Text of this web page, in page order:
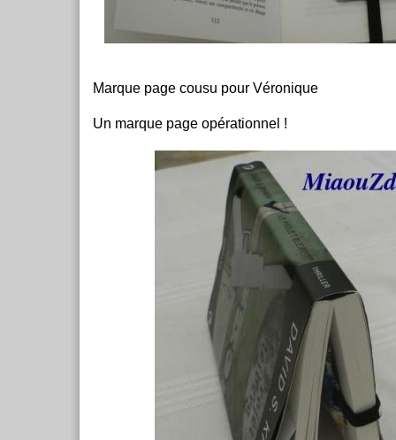
Marque page cousu pour Véronique
Un marque page opérationnel !